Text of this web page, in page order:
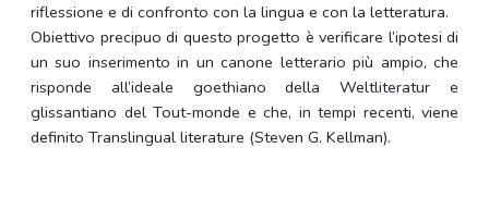
riflessione e di confronto con la lingua e con la letteratura.
Obiettivo precipuo di questo progetto è verificare l’ipotesi di
un suo inserimento in un canone letterario più ampio, che
risponde all’ideale goethiano della Weltliteratur e
glissantiano del Tout-monde e che, in tempi recenti, viene
definito Translingual literature (Steven G. Kellman).